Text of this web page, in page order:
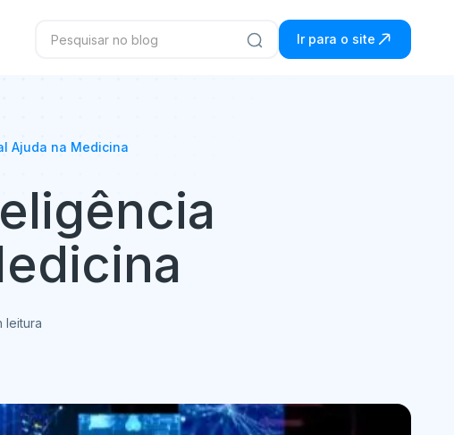
Ir para o site
Ajuda na Medicina
leitura